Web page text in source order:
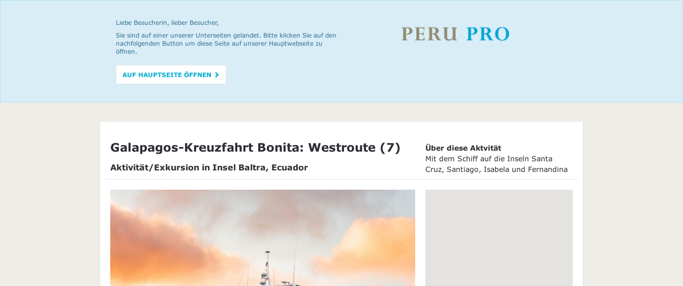
Liebe Besucherin, lieber Besucher,
Sie sind auf einer unserer Unterseiten gelandet. Bitte klicken Sie auf den
nachfolgenden Button um diese Seite auf unserer Hauptwebseite zu
öffnen.
AUF HAUPTSEITE ÖFFNEN
Galapagos-Kreuzfahrt Bonita: Westroute (7)
Aktivität/Exkursion in Insel Baltra, Ecuador
Über diese Aktvität
Mit dem Schiff auf die Inseln Santa
Cruz, Santiago, Isabela und Fernandina